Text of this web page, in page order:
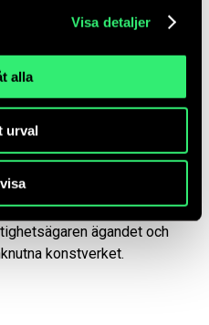
Visa detaljer
alla
urval
av
byggnadsanknutna
ett konstverk av någon
åtgärdas. Vid försäljning av
beställda av Statens
ägandet och
konstverket.